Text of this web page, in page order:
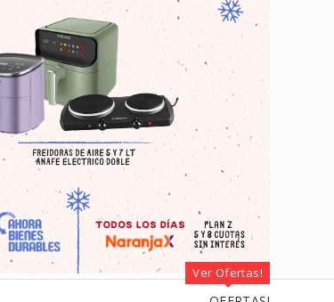
Ver Ofertas!